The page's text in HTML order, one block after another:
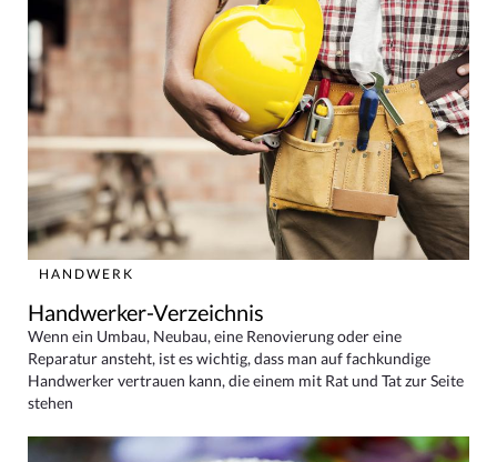
HANDWERK
Handwerker-Verzeichnis
Wenn ein Umbau, Neubau, eine Renovierung oder eine
Reparatur ansteht, ist es wichtig, dass man auf fachkundige
Handwerker vertrauen kann, die einem mit Rat und Tat zur Seite
stehen